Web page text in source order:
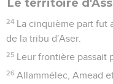
Le territoire
24 La cinquième part fut
de la tribu d'Aser.
25 Leur frontière passait
26 Allammélec, Amead